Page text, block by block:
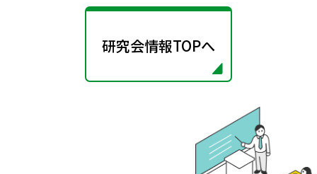
研究会情報TOPへ